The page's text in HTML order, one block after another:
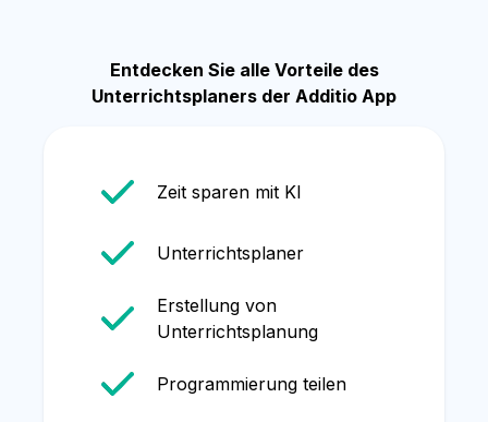
Entdecken Sie alle Vorteile des
Unterrichtsplaners der Additio App
Zeit sparen mit KI
Unterrichtsplaner
Erstellung von
Unterrichtsplanung
Programmierung teilen